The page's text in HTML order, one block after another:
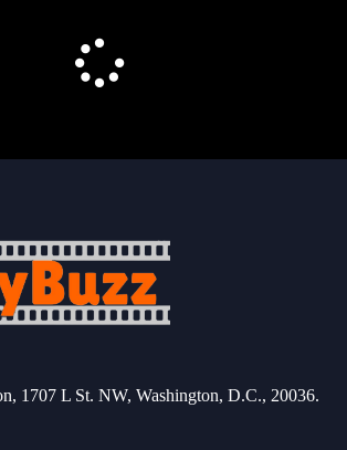
1707 L St. NW, Washington, D.C., 20036.